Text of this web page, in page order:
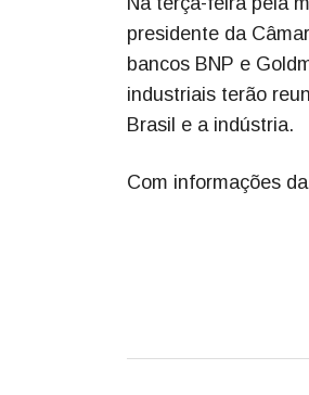
presidente da
bancos BNP e
industriais terão
Brasil e a indústria.
Com informações